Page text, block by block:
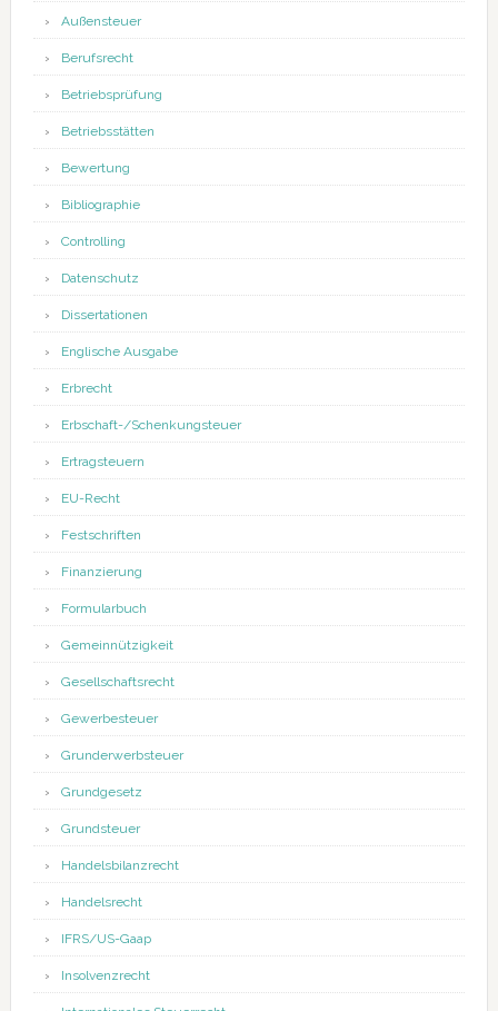
Außensteuer
Berufsrecht
Betriebsprüfung
Betriebsstätten
Bewertung
Bibliographie
Controlling
Datenschutz
Dissertationen
Englische Ausgabe
Erbrecht
Erbschaft-/Schenkungsteuer
Ertragsteuern
EU-Recht
Festschriften
Finanzierung
Formularbuch
Gemeinnützigkeit
Gesellschaftsrecht
Gewerbesteuer
Grunderwerbsteuer
Grundgesetz
Grundsteuer
Handelsbilanzrecht
Handelsrecht
IFRS/US-Gaap
Insolvenzrecht